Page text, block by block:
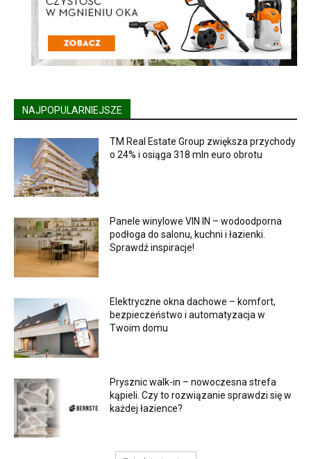
NAJPOPULARNIEJSZE
TM Real Estate Group zwiększa przychody
o 24% i osiąga 318 mln euro obrotu
Panele winylowe VIN IN – wodoodporna
podłoga do salonu, kuchni i łazienki.
Sprawdź inspiracje!
Elektryczne okna dachowe – komfort,
bezpieczeństwo i automatyzacja w
Twoim domu
Prysznic walk-in – nowoczesna strefa
kąpieli. Czy to rozwiązanie sprawdzi się w
każdej łazience?